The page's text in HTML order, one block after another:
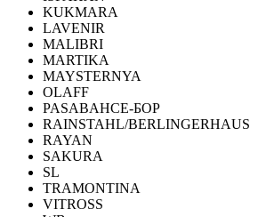
KUKMARA
LAVENIR
MALIBRI
MARTIKA
MAYSTERNYA
OLAFF
PASABAHCE-БОР
RAINSTAHL/BERLINGERHAUS
RAYAN
SAKURA
SL
TRAMONTINA
VITROSS